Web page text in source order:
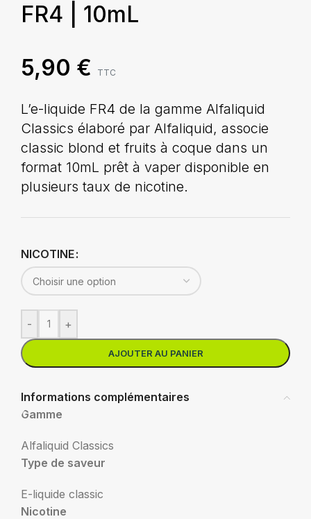
FR4 | 10mL
5,90 € TTC
L’e-liquide FR4 de la gamme Alfaliquid
Classics élaboré par Alfaliquid, associe
classic blond et fruits à coque dans un
format 10mL prêt à vaper disponible en
plusieurs taux de nicotine.
NICOTINE
- +
AJOUTER AU PANIER
Informations complémentaires
Gamme
Alfaliquid Classics
Type de saveur
E-liquide classic
Nicotine